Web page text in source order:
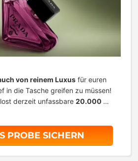
von reinem Luxus für euren
in die Tasche greifen zu müssen!
derzeit unfassbare 20.000 …
PROBE SICHERN